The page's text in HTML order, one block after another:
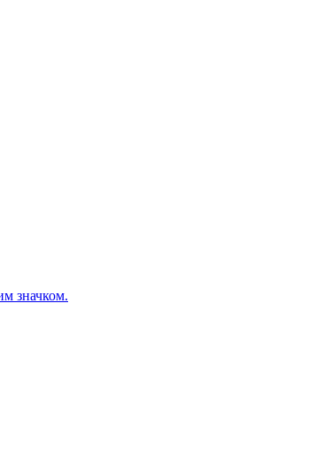
значком.